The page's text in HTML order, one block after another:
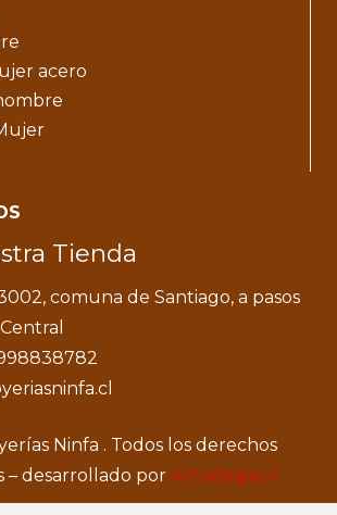
acero
Tienda
comuna de Santiago, a pasos
Ninfa . Todos los derechos
– desarrollado por extrategia.cl